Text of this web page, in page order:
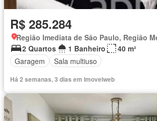
R$ 285.284
2 Quartos
1 Banheiro
40 m²
Garagem
Sala multiuso
Há 2 semanas, 3 dias em Imovelweb